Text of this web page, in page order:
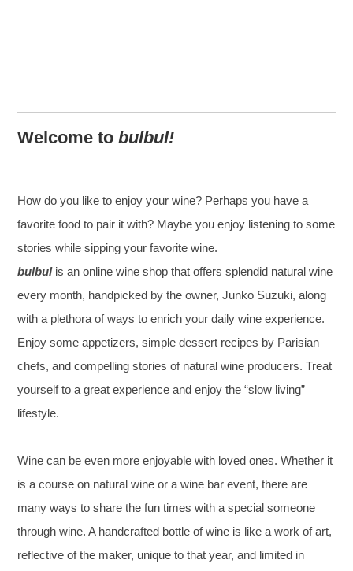
Welcome tobulbul!
How do you like to enjoy your wine? Perhaps you have a
favorite food to pair it with? Maybe you enjoy listening to some
stories while sipping your favorite wine.
bulbulis an online wine shop that offers splendid natural wine
every month, handpicked by the owner, Junko Suzuki, along
with a plethora of ways to enrich your daily wine experience.
Enjoy some appetizers, simple dessert recipes by Parisian
chefs, and compelling stories of natural wine producers. Treat
yourself to a great experience and enjoy the “slow living”
lifestyle.
Wine can be even more enjoyable with loved ones. Whether it
is a course on natural wine or a wine bar event, there are
many ways to share the fun times with a special someone
through wine. A handcrafted bottle of wine is like a work of art,
reflective of the maker, unique to that year, and limited in